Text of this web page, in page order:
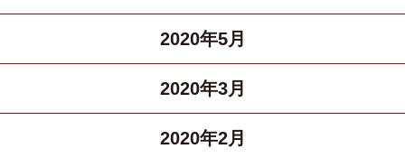
2020年5月
2020年3月
2020年2月